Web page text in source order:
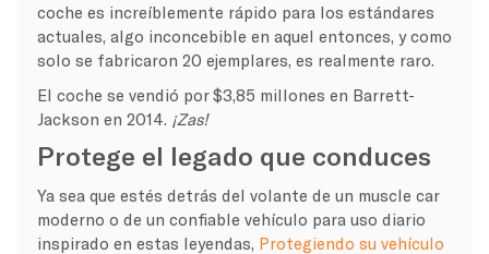
coche es increíblemente rápido para los estándares
actuales, algo inconcebible en aquel entonces, y como
solo se fabricaron 20 ejemplares, es realmente raro.
El coche se vendió por $3,85 millones en Barrett-
Jackson en 2014. ¡Zas!
Protege el legado que conduces
Ya sea que estés detrás del volante de un muscle car
moderno o de un confiable vehículo para uso diario
inspirado en estas leyendas, Protegiendo su vehículo